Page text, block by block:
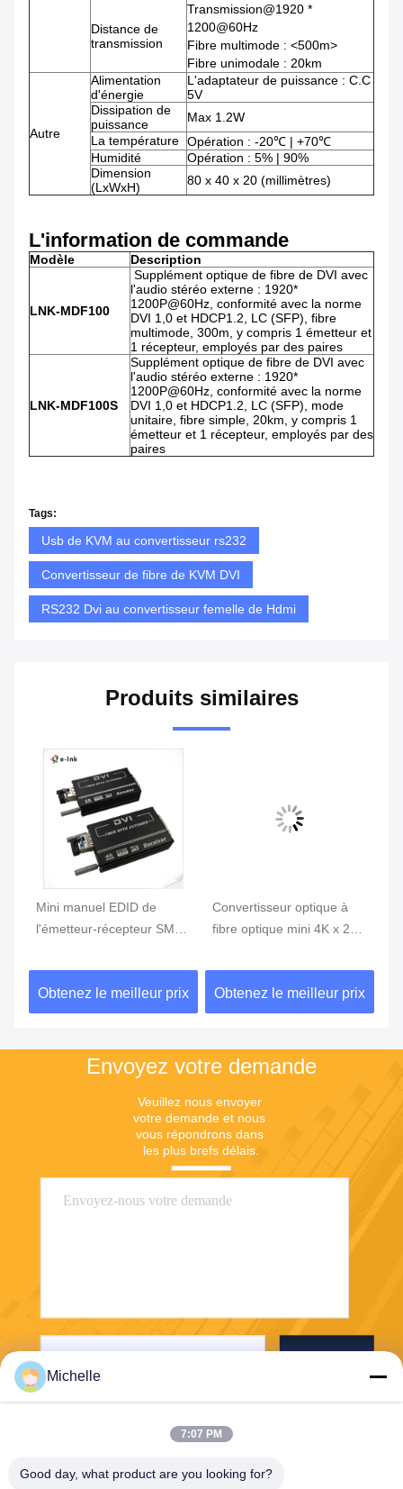
Distance de
transmission
Transmission@1920 *
1200@60Hz
Fibre multimode : <500m>
Fibre unimodale : 20km
Autre
Alimentation
d'énergie
L'adaptateur de puissance : C.C
5V
Dissipation de
puissance
Max 1.2W
La température Opération : -20℃ | +70℃
Humidité
Opération : 5% | 90%
Dimension
(LxWxH)
80 x 40 x 20 (millimètres)
L'information de commande
Modèle Description
LNK-MDF100
Supplément optique de fibre de DVI avec
l'audio stéréo externe : 1920*
1200P@60Hz, conformité avec la norme
DVI 1,0 et HDCP1.2, LC (SFP), fibre
multimode, 300m, y compris 1 émetteur et
1 récepteur, employés par des paires
LNK-MDF100S
Supplément optique de fibre de DVI avec
l'audio stéréo externe : 1920*
1200P@60Hz, conformité avec la norme
DVI 1,0 et HDCP1.2, LC (SFP), mode
unitaire, fibre simple, 20km, y compris 1
émetteur et 1 récepteur, employés par des
paires
Tags:
Usb de KVM au convertisseur rs232
Convertisseur de fibre de KVM DVI
RS232 Dvi au convertisseur femelle de Hdmi
Produits similaires
Mini manuel EDID de
l'émetteur-récepteur SM10
fibre de 4KX2K DVI
Obtenez le meilleur prix
Convertisseur optique à
fibre optique mini 4K x 2K
automatique EMI bas RFI
Obtenez le meilleur prix
Envoyez votre demande
Veuillez nous envoyer
votre demande et nous
vous répondrons dans
les plus brefs délais.
Michelle
7:07 PM
Good day, what product are you looking for?